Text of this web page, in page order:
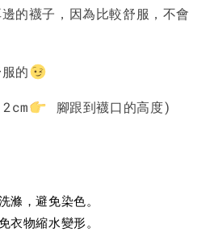
的襪子，因為比較舒服，不會
的
腳跟到襪口的高度)
滌，避免染色。
衣物縮水變形。